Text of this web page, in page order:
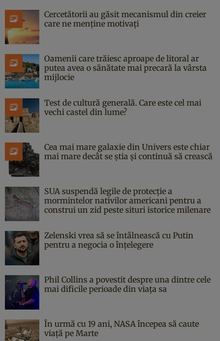
Cercetătorii au găsit mecanismul din creier
care ne menține motivați
Oamenii care trăiesc aproape de litoral ar
putea avea o sănătate mai precară la vârsta
mijlocie
Test de cultură generală. Care este cel mai
vechi castel din lume?
Cea mai mare galaxie din Univers este chiar
mai mare decât se știa și continuă să crească
SUA suspendă legile de protecție a
mormintelor nativilor americani pentru a
construi un zid peste situri istorice milenare
Zelenski vrea să se întâlnească cu Putin
pentru a negocia o înțelegere
Phil Collins a povestit despre una dintre cele
mai dificile perioade din viața sa
În urmă cu 19 ani, NASA începea să caute
viaţă pe Marte